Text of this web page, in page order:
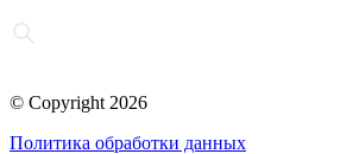
© Copyright 2026
Политика обработки данных